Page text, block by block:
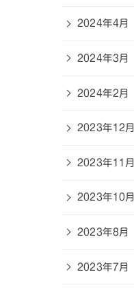
2024年4月
2024年3月
2024年2月
2023年12月
2023年11月
2023年10月
2023年8月
2023年7月